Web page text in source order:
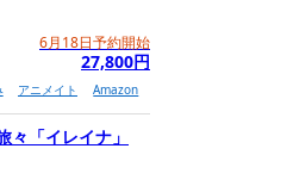
6月18日予約開始
27,800円
アニメイト Amazon
々「イレイナ」